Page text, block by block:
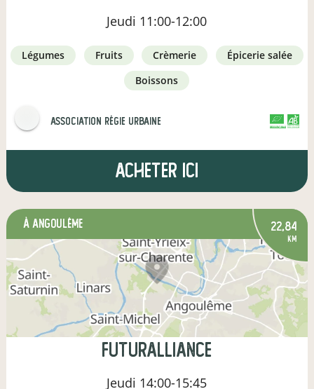
Jeudi 11:00-12:00
légumes fruits crèmerie
épicerie salée
boissons
Association Régie Urbaine
Acheter ici
à Angoulême 22,84
km
Futuralliance
Jeudi 14:00-15:45